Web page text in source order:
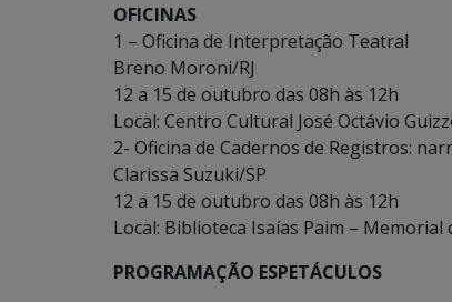
OFICINAS
1 – Oficina de Interpretação Teatral
Breno Moroni/RJ
12 a 15 de outubro das 08h às 12h
Local: Centro Cultural José Octávio
2- Oficina de Cadernos de Registros:
Clarissa Suzuki/SP
12 a 15 de outubro das 08h às 12h
Local: Biblioteca Isaías Paim –
PROGRAMAÇÃO ESPETÁCULOS